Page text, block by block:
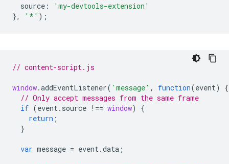
source :
'my-devtools-extension'
},
'*' );
// content-script.js
window.addEventListener( 'message' , function(event)
{
// Only accept messages from the same frame
if (event. source !== window)
{
return ;
}
var message = event.data ;